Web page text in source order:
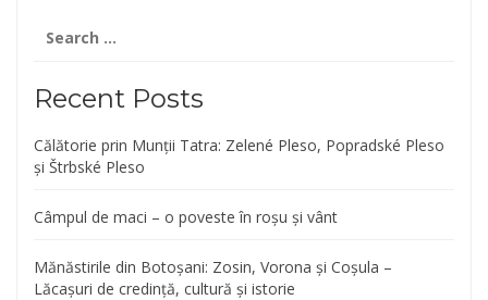
for:
Recent Posts
Călătorie prin Munții Tatra: Zelené Pleso, Popradské Pleso
și Štrbské Pleso
Câmpul de maci – o poveste în roșu și vânt
Mănăstirile din Botoșani: Zosin, Vorona și Coșula –
Lăcașuri de credință, cultură și istorie